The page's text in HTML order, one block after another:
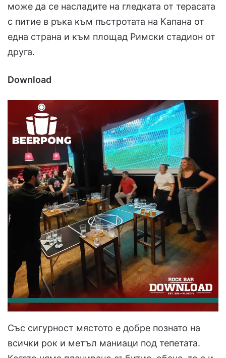
може да се насладите на гледката от терасата
с питие в ръка към пъстротата на Капана от
една страна и към площад Римски стадион от
друга.
Download
Със сигурност мястото е добре познато на
всички рок и метъл маниаци под тепетата.